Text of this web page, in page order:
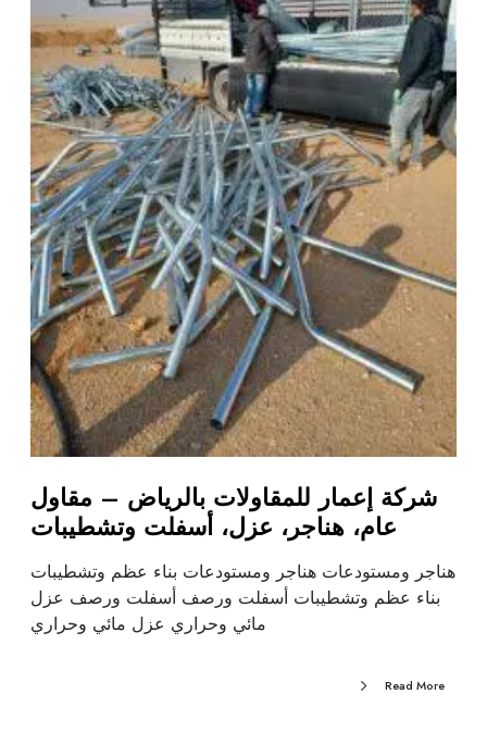
شركة إعمار للمقاولات بالرياض – مقاول
عام، هناجر، عزل، أسفلت وتشطيبات
هناجر ومستودعات هناجر ومستودعات بناء عظم وتشطيبات
بناء عظم وتشطيبات أسفلت ورصف أسفلت ورصف عزل
مائي وحراري عزل مائي وحراري
Read More